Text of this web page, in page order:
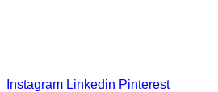
Instagram Linkedin Pinterest